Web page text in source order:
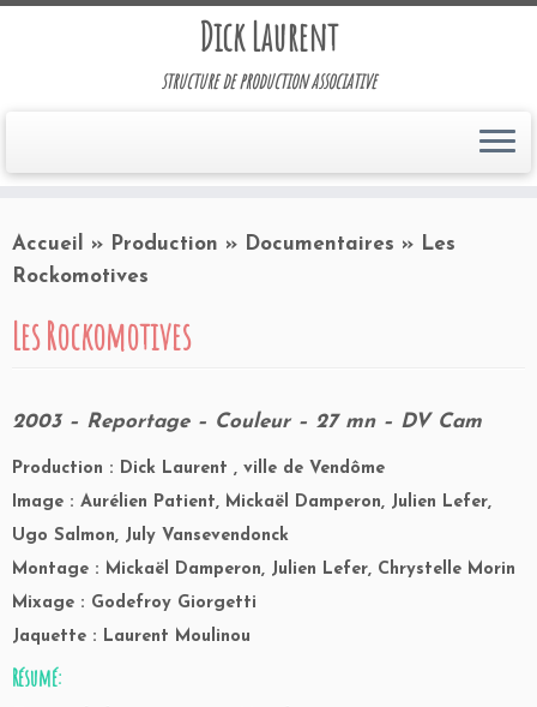
Dick Laurent
structure de production associative
Accueil » Production » Documentaires » Les
Rockomotives
Les Rockomotives
2003 – Reportage – Couleur – 27 mn – DV Cam
Production : Dick Laurent , ville de Vendôme
Image : Aurélien Patient, Mickaël Damperon, Julien Lefer,
Ugo Salmon, July Vansevendonck
Montage : Mickaël Damperon, Julien Lefer, Chrystelle Morin
Mixage : Godefroy Giorgetti
Jaquette : Laurent Moulinou
Résumé: